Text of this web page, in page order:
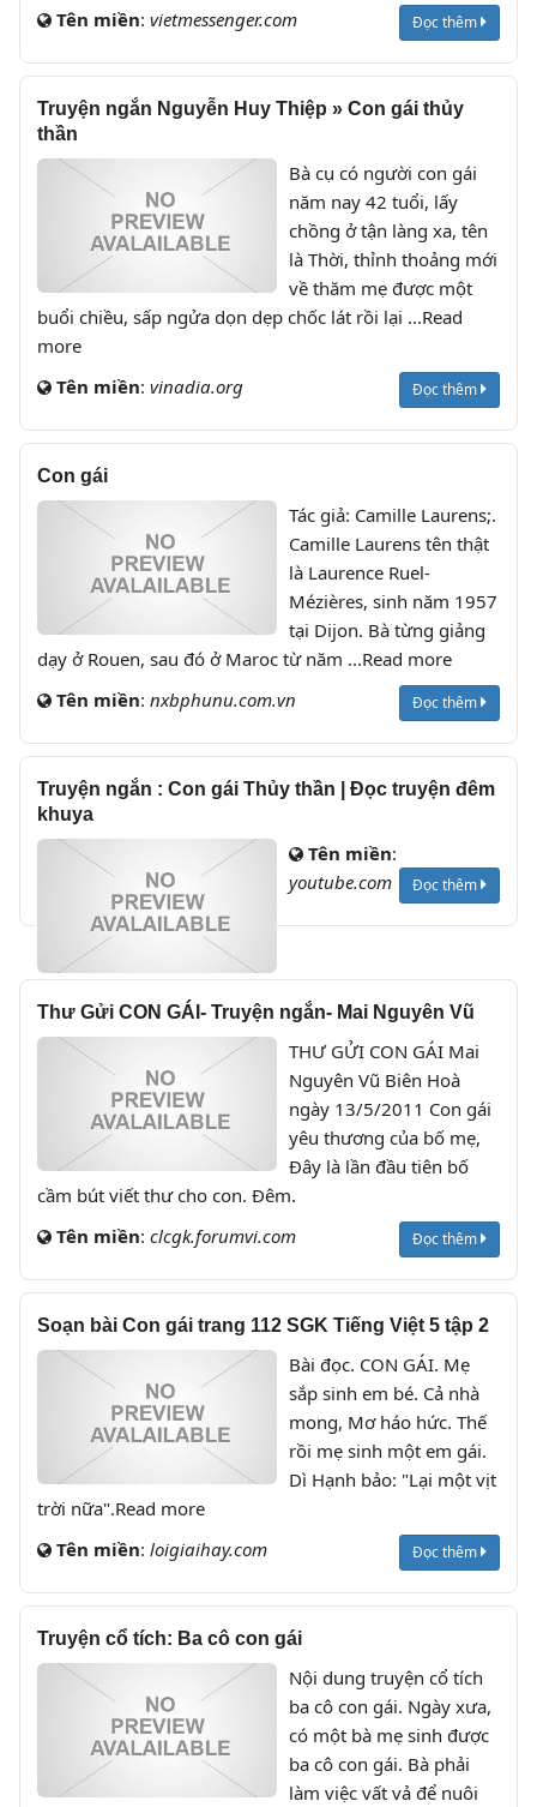
Tên miền: vietmessenger.com Đọc thêm
Truyện ngắn Nguyễn Huy Thiệp » Con gái thủy
thần
Bà cụ có người con gái
năm nay 42 tuổi, lấy
chồng ở tận làng xa, tên
là Thời, thỉnh thoảng mới
về thăm mẹ được một
buổi chiều, sấp ngửa dọn dẹp chốc lát rồi lại ...Read
more
Tên miền: vinadia.org Đọc thêm
Con gái
Tác giả: Camille Laurens;.
Camille Laurens tên thật
là Laurence Ruel-
Mézières, sinh năm 1957
tại Dijon. Bà từng giảng
dạy ở Rouen, sau đó ở Maroc từ năm ...Read more
Tên miền: nxbphunu.com.vn Đọc thêm
Truyện ngắn : Con gái Thủy thần | Đọc truyện đêm
khuya
Tên miền:
youtube.com
Đọc thêm
Thư Gửi CON GÁI- Truyện ngắn- Mai Nguyên Vũ
THƯ GỬI CON GÁI Mai
Nguyên Vũ Biên Hoà
ngày 13/5/2011 Con gái
yêu thương của bố mẹ,
Đây là lần đầu tiên bố
cầm bút viết thư cho con. Đêm.
Tên miền: clcgk.forumvi.com Đọc thêm
Soạn bài Con gái trang 112 SGK Tiếng Việt 5 tập 2
Bài đọc. CON GÁI. Mẹ
sắp sinh em bé. Cả nhà
mong, Mơ háo hức. Thế
rồi mẹ sinh một em gái.
Dì Hạnh bảo: "Lại một vịt
trời nữa".Read more
Tên miền: loigiaihay.com Đọc thêm
Truyện cổ tích: Ba cô con gái
Nội dung truyện cổ tích
ba cô con gái. Ngày xưa,
có một bà mẹ sinh được
ba cô con gái. Bà phải
làm việc vất vả để nuôi